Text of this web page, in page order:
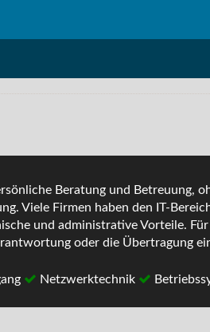
Beratung und Betreuung,
Viele Firmen haben den IT-
und administrative Vorteile.
oder die Übertragung
Netzwerktechnik